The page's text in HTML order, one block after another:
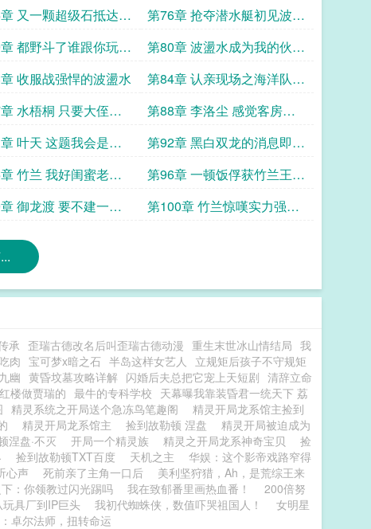
船
的乾弟弟
又一颗超级石抵达嵐
准备
第76章 抢夺潜水艇初见波盪
水
都野斗了谁跟你玩正
啊
第80章 波盪水成为我的伙伴
吧
收服战强悍的波盪水
第84章 认亲现场之海洋队首
领是我叔
水梧桐 只要大侄子
令下我愿帮你打下半
第88章 李洛尘 感觉客房快
不够用了啊
叶天 这题我会是东
的水君
第92章 黑白双龙的消息即將
抵达榕城的竹兰
竹兰 我好闺蜜老公
有点广啊
第96章 一顿饭俘获竹兰王牌
烈咬陆鯊的胃
御龙渡 要不建一个
第100章 竹兰惊嘆实力强悍
承 歪瑞古德改名后叫歪瑞古德动漫 重生末世冰山情结局 我
肉 宝可梦x暗之石 半岛这样女艺人
立规矩后孩子不守规矩
幽 黄昏坟墓攻略详解 闪婚后夫总把它宠上天短剧 清辞立命
楼做贾瑞的 最牛的专科学校 天幕曝我靠装昏君一统天下 荔
精灵系统之开局送个急冻鸟笔趣阁
精灵开局龙系馆主捡到
精灵开局龙系馆主 捡到故勒顿 涅盘
精灵开局被迫成为
涅盘·不灭 开局一个精灵族 精灵之开局龙系神奇宝贝
捡
捡到故勒顿TXT百度 天机之主
华娱：这个影帝戏路窄得
心声 死前亲了主角一口后
美利坚狩猎，Ah，是荒综王来
：你领教过闪光踢吗 我在致郁番里画热血番！
200倍努
具厂到IP巨头 我初代蜘蛛侠，数值吓哭祖国人！
女明星
卓尔法师，扭转命运